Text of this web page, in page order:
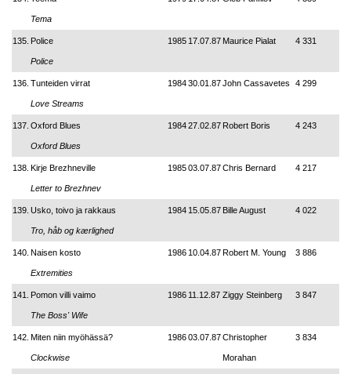
Tema
135. Police
Police
1985 17.07.87 Maurice Pialat 4 331
136. Tunteiden virrat
Love Streams
198430.01.87John Cassavetes 4 299
137. Oxford Blues
Oxford Blues
198427.02.87 Robert Boris 4 243
138. Kirje Brezhneville
Letter to Brezhnev
198503.07.87Chris Bernard 4 217
139. Usko, toivo ja rakkaus
Tro, håb og kærlighed
1984 15.05.87 Bille August 4 022
140. Naisen kosto
Extremities
1986 10.04.87Robert M. Young 3 886
141. Pomon villi vaimo
The Boss' Wife
1986 11.12.87 Ziggy Steinberg 3 847
142. Miten niin myöhässä?
Clockwise
198603.07.87Christopher
Morahan
3 834